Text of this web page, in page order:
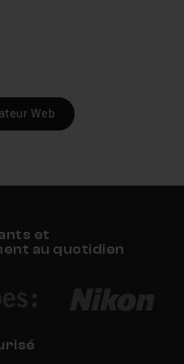
Web
et
au quotidien